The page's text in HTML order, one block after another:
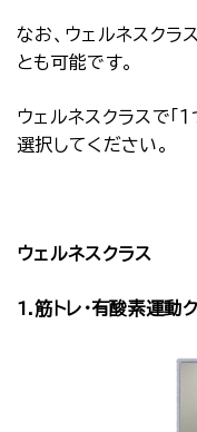
なお、ウェルネスクラ
とも可能です。
ウェルネスクラスで「１
選択してください。
ウェルネスクラス
1.筋トレ・有酸素運動